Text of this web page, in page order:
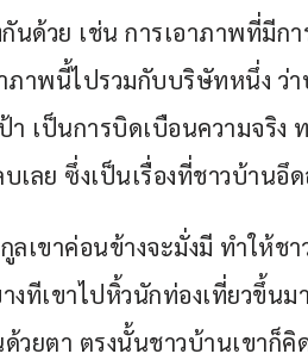
นด้วย เช่น การเอาภาพที่มีก
ภาพนี้ไปรวมกับบริษัทหนึ่ง ว่
า เป็นการบิดเบือนความจริ
เลย ซึ่งเป็นเรื่องที่ชาวบ้านอึ
ลเขาค่อนข้างจะมั่งมี ทำให้ช
งทีเขาไปหิ้วนักท่องเที่ยวขึ้
วยตา ตรงนั้นชาวบ้านเขาก็